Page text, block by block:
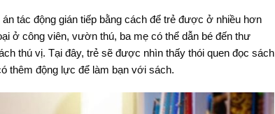
tác động gián tiếp bằng cách để trẻ được ở nhiều hơn
ở công viên, vườn thú, ba mẹ có thể dẫn bé đến thư
thú vị. Tại đây, trẻ sẽ được nhìn thấy thói quen đọc sách
thêm động lực để làm bạn với sách.